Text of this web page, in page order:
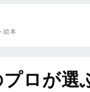
絵本
ロが選